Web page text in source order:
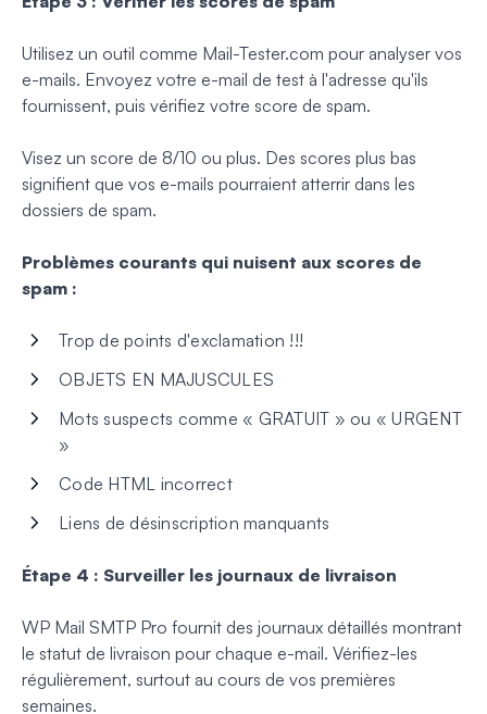
Utilisez un outil comme Mail-Tester.com pour analyser vos
e-mails. Envoyez votre e-mail de test à l'adresse qu'ils
fournissent, puis vérifiez votre score de spam.
Visez un score de 8/10 ou plus. Des scores plus bas
signifient que vos e-mails pourraient atterrir dans les
dossiers de spam.
Problèmes courants qui nuisent aux scores de
spam :
Trop de points d'exclamation !!!
OBJETS EN MAJUSCULES
Mots suspects comme « GRATUIT » ou « URGENT
»
Code HTML incorrect
Liens de désinscription manquants
Étape 4 : Surveiller les journaux de livraison
WP Mail SMTP Pro fournit des journaux détaillés montrant
le statut de livraison pour chaque e-mail. Vérifiez-les
régulièrement, surtout au cours de vos premières
semaines.